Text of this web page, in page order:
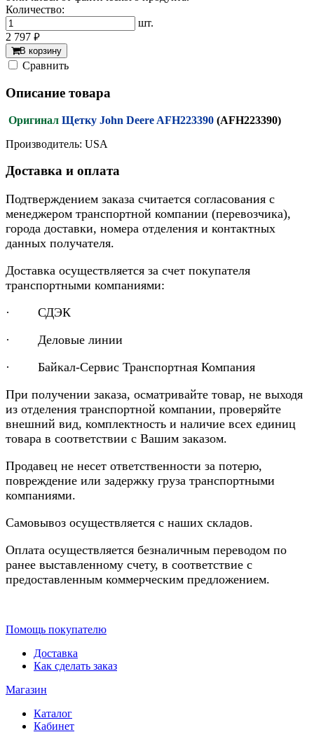
Количество:
шт.
2 797 руб.
В корзину
Cравнить
Описание товара
Оригинал Щетку John Deere AFH223390 (AFH223390)
Производитель: USA
Доставка и оплата
Подтверждением заказа считается согласования с
менеджером транспортной компании (перевозчика),
города доставки, номера отделения и контактных
данных получателя.
Доставка осуществляется за счет покупателя
транспортными компаниями:
· СДЭК
· Деловые линии
· Байкал-Сервис Транспортная Компания
При получении заказа, осматривайте товар, не выходя
из отделения транспортной компании, проверяйте
внешний вид, комплектность и наличие всех единиц
товара в соответствии с Вашим заказом.
Продавец не несет ответственности за потерю,
повреждение или задержку груза транспортными
компаниями.
Самовывоз осуществляется с наших складов.
Оплата осуществляется безналичным переводом по
ранее выставленному счету, в соответствие с
предоставленным коммерческим предложением.
Помощь покупателю
Доставка
Как сделать заказ
Магазин
Каталог
Кабинет